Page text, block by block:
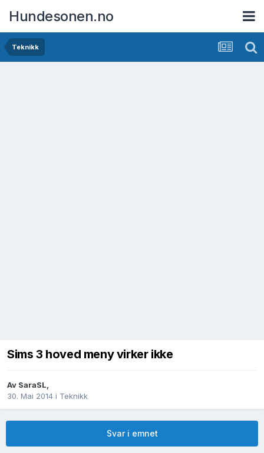
Hundesonen.no
Teknikk
Sims 3 hoved meny virker ikke
Av SaraSL,
30. Mai 2014 i Teknikk
Svar i emnet